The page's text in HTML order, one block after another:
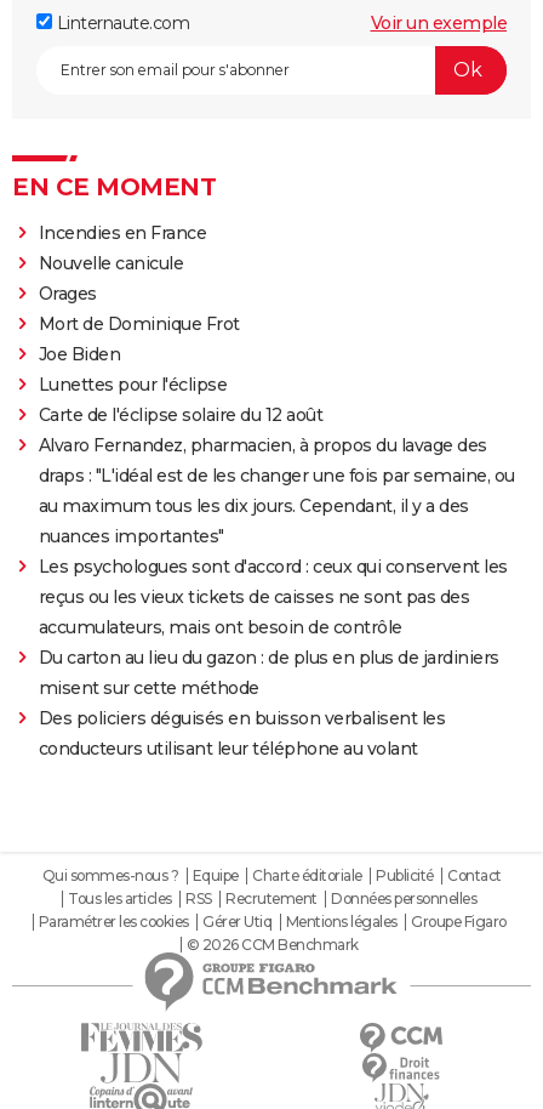
Linternaute.com Voir un exemple
EN CE MOMENT
Incendies en France
Nouvelle canicule
Orages
Mort de Dominique Frot
Joe Biden
Lunettes pour l'éclipse
Carte de l'éclipse solaire du 12 août
Alvaro Fernandez, pharmacien, à propos du lavage des
draps : "L'idéal est de les changer une fois par semaine, ou
au maximum tous les dix jours. Cependant, il y a des
nuances importantes"
Les psychologues sont d'accord : ceux qui conservent les
reçus ou les vieux tickets de caisses ne sont pas des
accumulateurs, mais ont besoin de contrôle
Du carton au lieu du gazon : de plus en plus de jardiniers
misent sur cette méthode
Des policiers déguisés en buisson verbalisent les
conducteurs utilisant leur téléphone au volant
Qui sommes-nous ? Equipe Charte éditoriale Publicité
Contact
Tous les articles
RSS Recrutement
Données personnelles
Paramétrer les cookies
Gérer Utiq Mentions légales
Groupe Figaro
© 2026 CCM Benchmark